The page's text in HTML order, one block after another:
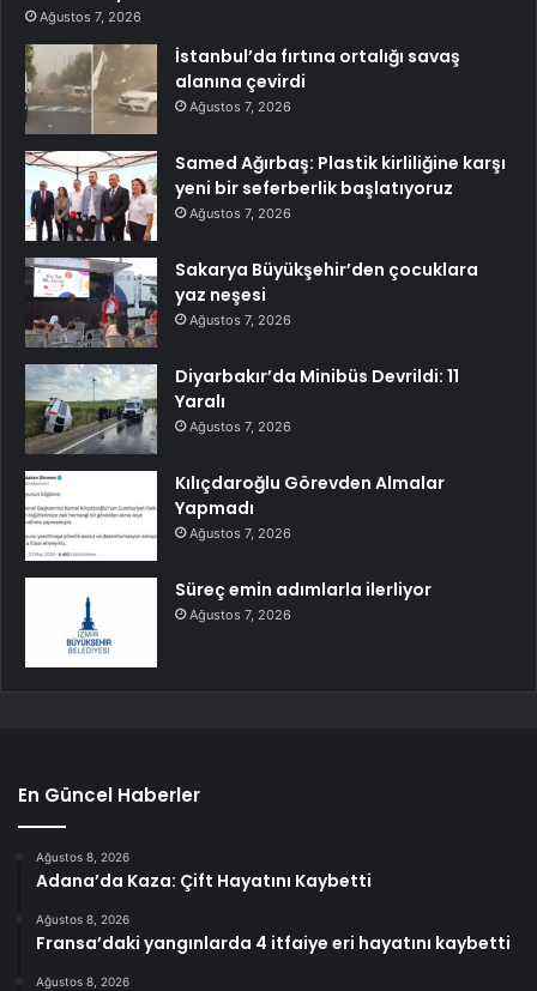
Ağustos 7, 2026
İstanbul’da fırtına ortalığı savaş
alanına çevirdi
Ağustos 7, 2026
Samed Ağırbaş: Plastik kirliliğine karşı
yeni bir seferberlik başlatıyoruz
Ağustos 7, 2026
Sakarya Büyükşehir’den çocuklara
yaz neşesi
Ağustos 7, 2026
Diyarbakır’da Minibüs Devrildi: 11
Yaralı
Ağustos 7, 2026
Kılıçdaroğlu Görevden Almalar
Yapmadı
Ağustos 7, 2026
Süreç emin adımlarla ilerliyor
Ağustos 7, 2026
En Güncel Haberler
Ağustos 8, 2026
Adana’da Kaza: Çift Hayatını Kaybetti
Ağustos 8, 2026
Fransa’daki yangınlarda 4 itfaiye eri hayatını kaybetti
Ağustos 8, 2026